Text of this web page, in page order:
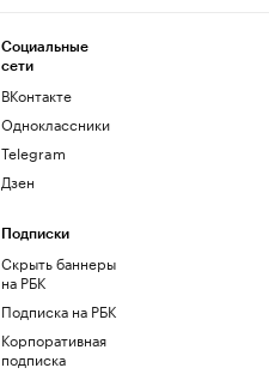
Социальные
сети
ВКонтакте
Одноклассники
Telegram
Дзен
Подписки
Скрыть баннеры
на РБК
Подписка на РБК
Корпоративная
подписка